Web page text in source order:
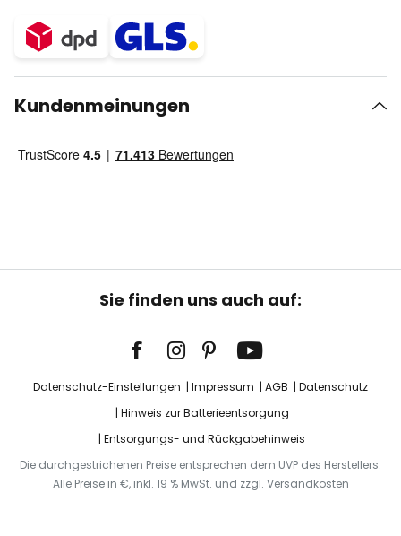
Kundenmeinungen
Sie finden uns auch auf:
Datenschutz-Einstellungen Impressum AGB
Datenschutz
Hinweis zur Batterieentsorgung
Entsorgungs- und Rückgabehinweis
Die durchgestrichenen Preise entsprechen dem UVP des Herstellers.
Alle Preise in €, inkl. 19 % MwSt. und zzgl. Versandkosten